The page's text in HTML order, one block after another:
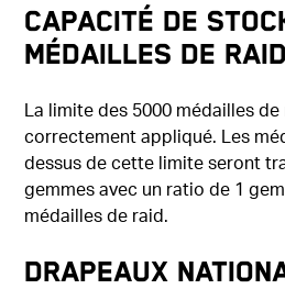
Capacité de
Médailles de Raid
La limite des 5000 médailles
correctement appliqué. Les
dessus de cette limite seront
gemmes avec un ratio de 1
médailles de raid.
Drapeaux